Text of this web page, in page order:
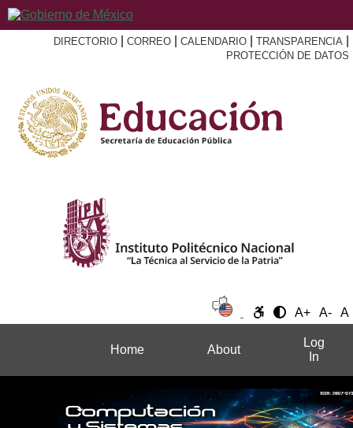
DIRECTORIO CORREO CALENDARIO TRANSPARENCIA
PROTECCIÓN DE DATOS
A+ A- A
Home About
Log
In